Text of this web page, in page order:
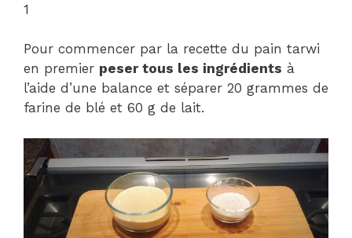
1
Pour commencer par la recette du pain tarwi
en premier peser tous les ingrédients à
l’aide d’une balance et séparer 20 grammes de
farine de blé et 60 g de lait.